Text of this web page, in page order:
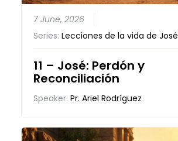
7 June, 2026
Series:Lecciones de la vida de José
11 – José: Perdón y
Reconciliación
Speaker:Pr. Ariel Rodríguez